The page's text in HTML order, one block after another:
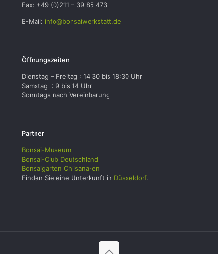
Fax: +49 (0)211 – 39 85 473
E-Mail: info@bonsaiwerkstatt.de
Öffnungszeiten
Dienstag – Freitag : 14:30 bis 18:30 Uhr
Samstag : 9 bis 14 Uhr
Sonntags nach Vereinbarung
Partner
Bonsai-Museum
Bonsai-Club Deutschland
Bonsaigarten Chiisana-en
Finden Sie eine Unterkunft in Düsseldorf.